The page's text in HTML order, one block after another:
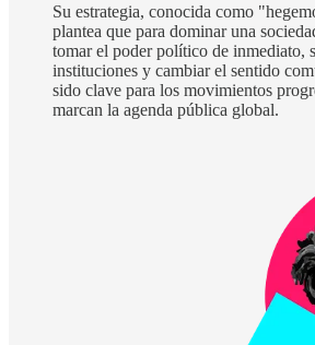
Su estrategia, conocida como
plantea que para dominar una
tomar el poder político de inmediato,
instituciones y cambiar el sentido
sido clave para los movimientos
marcan la agenda pública global.